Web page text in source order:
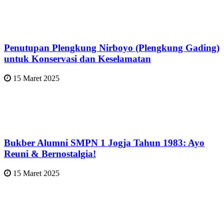
Penutupan Plengkung Nirboyo (Plengkung Gading)
untuk Konservasi dan Keselamatan
15 Maret 2025
Bukber Alumni SMPN 1 Jogja Tahun 1983: Ayo
Reuni & Bernostalgia!
15 Maret 2025